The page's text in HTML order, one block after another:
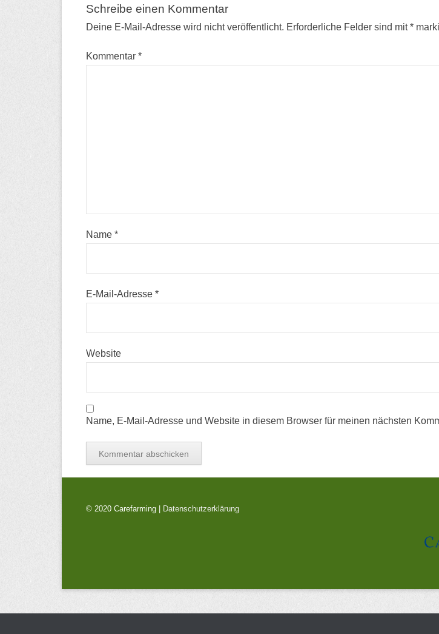
Schreibe einen Kommentar
Deine E-Mail-Adresse wird nicht veröffentlicht. Erforderliche Felder sind mit*
Kommentar *
Name *
E-Mail-Adresse *
Website
Name, E-Mail-Adresse und Website in diesem Browser für meinen nächsten
© 2020 Carefarming | Datenschutzerklärung